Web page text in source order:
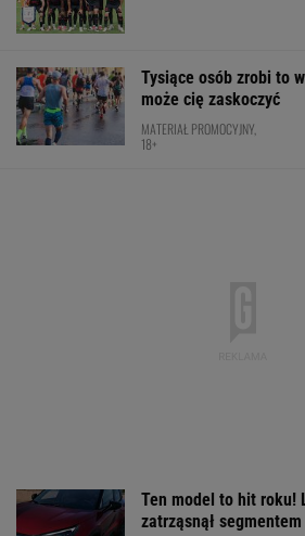
Tysiące osób zrobi to
może cię zaskoczyć
MATERIAŁ PROMOCYJNY,
18+
Ten model to hit roku!
zatrząsnął